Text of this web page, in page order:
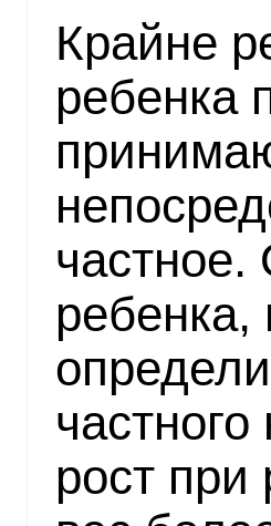
Крайне
ребенка
ребенка,
рост